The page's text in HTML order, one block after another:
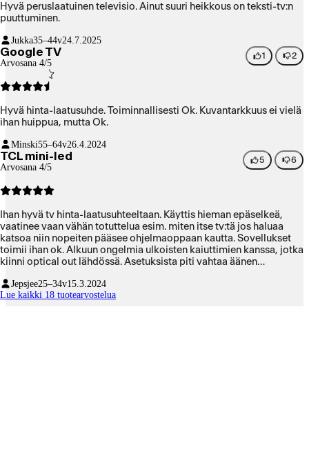
Hyvä peruslaatuinen televisio. Ainut suuri heikkous on teksti-tv:n
puuttuminen.
Jukka35–44v24.7.2025
Google TV
Arvosana 4/5
1 2
Hyvä hinta-laatusuhde. Toiminnallisesti Ok. Kuvantarkkuus ei vielä
ihan huippua, mutta Ok.
Minski55–64v26.4.2024
TCL mini-led
Arvosana 4/5
5 6
Ihan hyvä tv hinta-laatusuhteeltaan. Käyttis hieman epäselkeä,
vaatinee vaan vähän totuttelua esim. miten itse tv:tä jos haluaa
katsoa niin nopeiten pääsee ohjelmaoppaan kautta. Sovellukset
toimii ihan ok. Alkuun ongelmia ulkoisten kaiuttimien kanssa, jotka
kiinni optical out lähdössä. Asetuksista piti vahtaa äänen
hyvä, mustan taso ja kontrasti ei ihan OLED tasoa mutta aika
lähellä.
Jepsjee25–34v15.3.2024
Lue kaikki 18 tuotearvostelua